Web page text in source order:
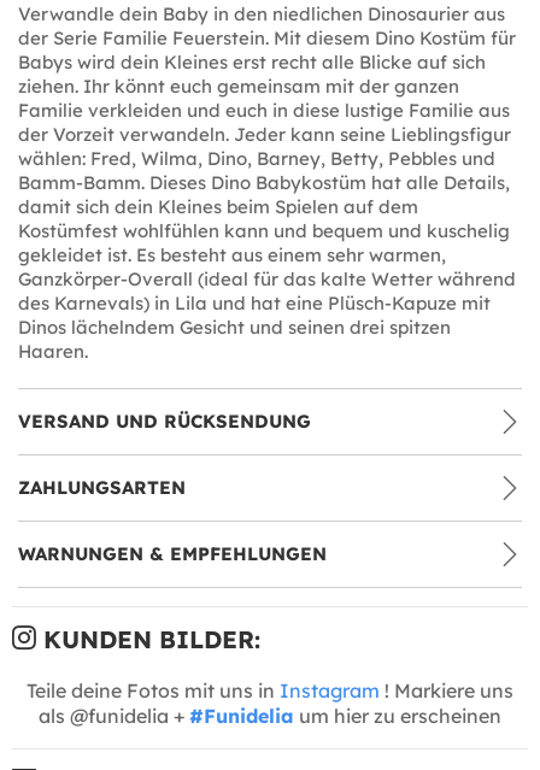
Verwandle dein Baby in den niedlichen Dinosaurier aus
der Serie Familie Feuerstein. Mit diesem Dino Kostüm für
Babys wird dein Kleines erst recht alle Blicke auf sich
ziehen. Ihr könnt euch gemeinsam mit der ganzen
Familie verkleiden und euch in diese lustige Familie aus
der Vorzeit verwandeln. Jeder kann seine Lieblingsfigur
wählen: Fred, Wilma, Dino, Barney, Betty, Pebbles und
Bamm-Bamm. Dieses Dino Babykostüm hat alle Details,
damit sich dein Kleines beim Spielen auf dem
Kostümfest wohlfühlen kann und bequem und kuschelig
gekleidet ist. Es besteht aus einem sehr warmen,
Ganzkörper-Overall (ideal für das kalte Wetter während
des Karnevals) in Lila und hat eine Plüsch-Kapuze mit
Dinos lächelndem Gesicht und seinen drei spitzen
Haaren.
VERSAND UND RÜCKSENDUNG
ZAHLUNGSARTEN
WARNUNGEN & EMPFEHLUNGEN
KUNDEN BILDER:
Teile deine Fotos mit uns in Instagram ! Markiere uns
als @funidelia + #Funidelia um hier zu erscheinen